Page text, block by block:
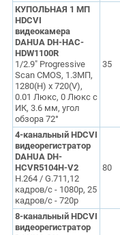
КУПОЛЬНАЯ 1 МП
HDCVI
видеокамера
DAHUA DH-HAC-
HDW1100R
1/2.9" Progressive
Scan CMOS, 1.3МП,
1280(H) x 720(V),
0.01 Люкс, 0 Люкс с
ИК, 3.6 мм, угол
обзора 72°
35
4-канальный HDCVI
видеорегистратор
DAHUA DH-
HCVR5104H-V2
H.264 / G.711,12
кадров/с - 1080p, 25
кадров/с - 720p
80
8-канальный HDCVI
видеорегистратор